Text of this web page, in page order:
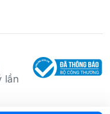
lần